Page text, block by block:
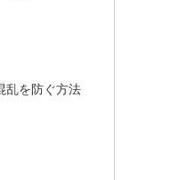
乱を防ぐ方法